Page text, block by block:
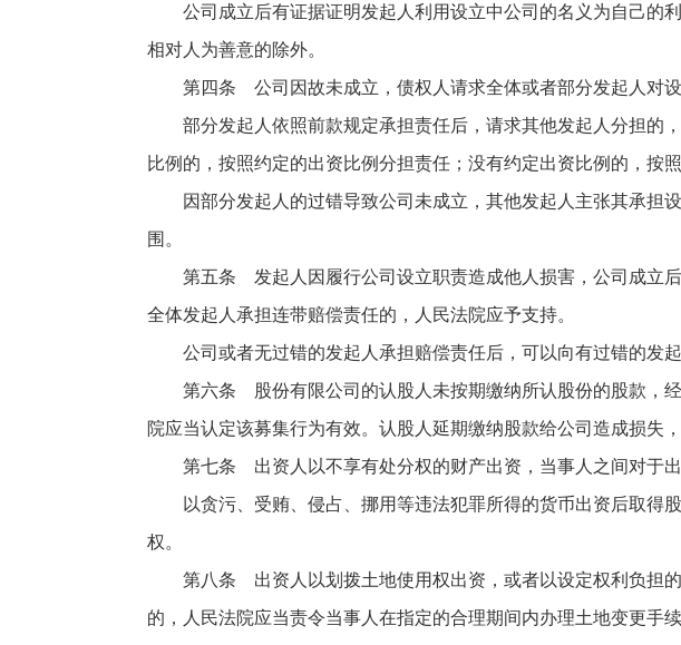
公司成立后有证据证明发起人利用设立中公司的名义为自己的
相对人为善意的除外。
第四条 公司因故未成立，债权人请求全体或者部分发起人对设
部分发起人依照前款规定承担责任后，请求其他发起人分担的
比例的，按照约定的出资比例分担责任；没有约定出资比例的，按
因部分发起人的过错导致公司未成立，其他发起人主张其承担
围。
第五条 发起人因履行公司设立职责造成他人损害，公司成立后
全体发起人承担连带赔偿责任的，人民法院应予支持。
公司或者无过错的发起人承担赔偿责任后，可以向有过错的发起
第六条 股份有限公司的认股人未按期缴纳所认股份的股款，经
院应当认定该募集行为有效。认股人延期缴纳股款给公司造成损失
第七条 出资人以不享有处分权的财产出资，当事人之间对于出
以贪污、受贿、侵占、挪用等违法犯罪所得的货币出资后取得
权。
第八条 出资人以划拨土地使用权出资，或者以设定权利负担的
的，人民法院应当责令当事人在指定的合理期间内办理土地变更手